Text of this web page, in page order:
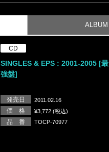
ALBUM
CD
SINGLES & EPS : 2001-2005 [最
強盤]
発売日 2011.02.16
価 格 ¥3,772 (税込)
品 番 TOCP-70977